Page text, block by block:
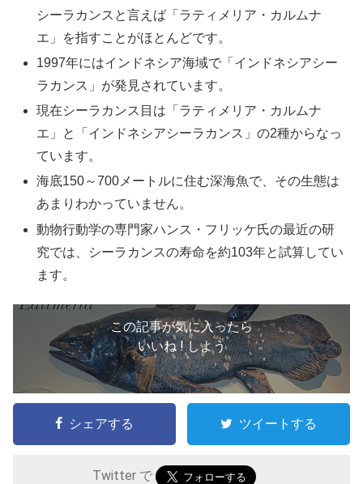
シーラカンスと言えば「ラティメリア・カルムナ
エ」を指すことがほとんどです。
1997年にはインドネシア海域で「インドネシアシー
ラカンス」が発見されています。
現在シーラカンス目は「ラティメリア・カルムナ
エ」と「インドネシアシーラカンス」の2種からなっ
ています。
海底150～700メートルに住む深海魚で、その生態は
あまりわかっていません。
動物行動学の専門家ハンス・フリッケ氏の最近の研
究では、シーラカンスの寿命を約103年と試算してい
ます。
この記事が気に入ったら
いいね ! しよう
シェアする ツイートする
Twitter で